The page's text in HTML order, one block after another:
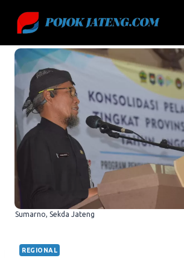
content
Sumarno, Sekda Jateng
REGIONAL